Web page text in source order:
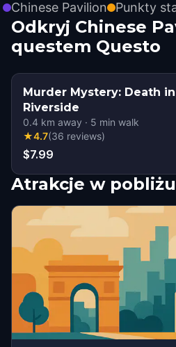
Chinese Pavilion Punkty
Odkryj Chinese
questem Questo
Murder Mystery: Death
Riverside
0.4 km away · 5 min walk
★4.7(36 reviews)
$7.99
Atrakcje w pobliżu